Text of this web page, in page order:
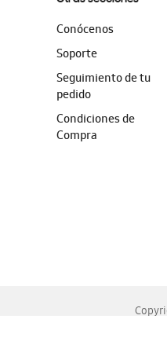
Conócenos
Soporte
Seguimiento de tu
pedido
Condiciones de
Compra